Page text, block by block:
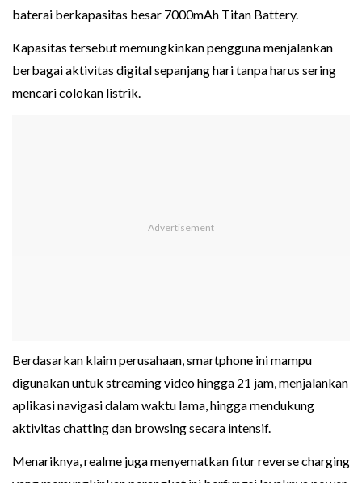
baterai berkapasitas besar 7000mAh Titan Battery.
Kapasitas tersebut memungkinkan pengguna menjalankan
berbagai aktivitas digital sepanjang hari tanpa harus sering
mencari colokan listrik.
Berdasarkan klaim perusahaan, smartphone ini mampu
digunakan untuk streaming video hingga 21 jam, menjalankan
aplikasi navigasi dalam waktu lama, hingga mendukung
aktivitas chatting dan browsing secara intensif.
Menariknya, realme juga menyematkan fitur reverse charging